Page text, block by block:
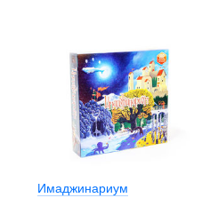
Имаджинариум